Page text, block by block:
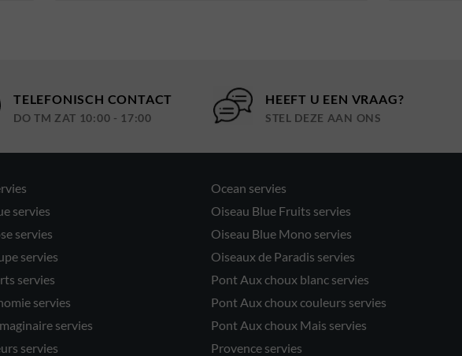
TELEFONISCH CONTACT
DO TM ZAT 10:00 - 17:00
HEEFT U EEN VRAAG?
STEL DEZE AAN ONS
servies
servies
servies
servies
servies
servies
servies
Ocean servies
Oiseau Blue Fruits servies
Oiseau Blue Mono servies
Oiseaux de Paradis servies
Pont Aux choux blanc servies
Pont Aux choux couleurs servies
Pont Aux choux Mais servies
Provence servies